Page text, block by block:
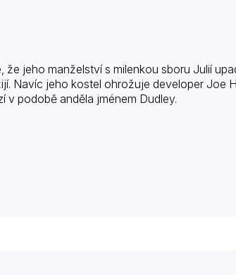
jeho manželství s milenkou sboru Julií
Navíc jeho kostel ohrožuje developer Joe
v podobě anděla jménem Dudley.